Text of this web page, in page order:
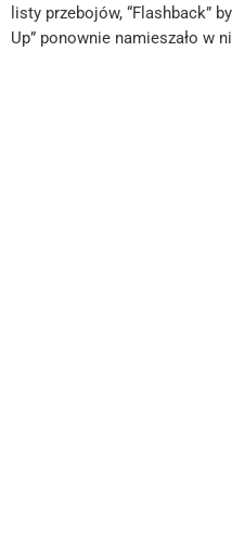
listy przebojów, “Flashback”
Up” ponownie namieszało w